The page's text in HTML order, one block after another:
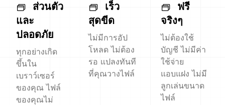
ส่วนตัว
และ
ปลอดภัย
ทุกอย่างเกิด
ขึ้นใน
เบราว์เซอร์
ของคุณ ไฟล์
ของคุณไม่
เร็ว
สุดขีด
ไม่มีการอัป
โหลด ไม่ต้อง
รอ แปลงทันที
ที่คุณวางไฟล์
ฟรี
จริงๆ
ไม่ต้องใช้
บัญชี ไม่มีค่า
ใช้จ่าย
แอบแฝง ไม่มี
ลูกเล่นขนาด
ไฟล์